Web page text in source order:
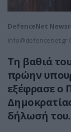
DefenceNet
info@defencenet.gr
Τη βαθιά
πρώην
εξέφρασε ο
δήλωσή του.